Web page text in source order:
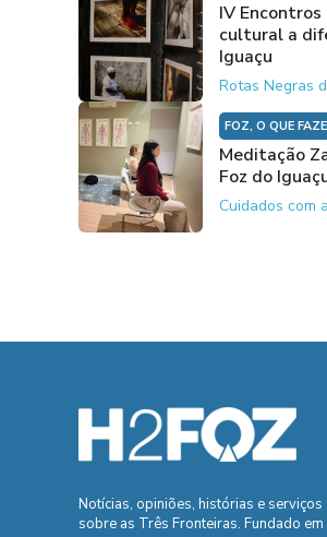
IV
cultural a
Iguaçu
Rotas Negras
FOZ, O QUE
Meditação
Foz do
Cuidados com
Notícias, opiniões, histórias e serviços
sobre as Três Fronteiras. Fundado em